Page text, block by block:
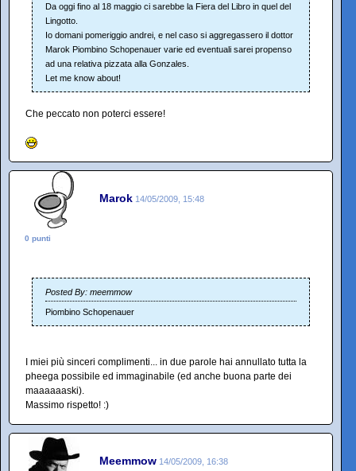
Da oggi fino al 18 maggio ci sarebbe la Fiera del Libro in quel del
Lingotto.
Io domani pomeriggio andrei, e nel caso si aggregassero il dottor
Marok Piombino Schopenauer varie ed eventuali sarei propenso
ad una relativa pizzata alla Gonzales.
Let me know about!
Che peccato non poterci essere!
Marok 14/05/2009, 15:48
0 punti
Posted By: meemmow
Piombino Schopenauer
I miei più sinceri complimenti... in due parole hai annullato tutta la
pheega possibile ed immaginabile (ed anche buona parte dei
maaaaaaski).
Massimo rispetto! :)
Meemmow 14/05/2009, 16:38